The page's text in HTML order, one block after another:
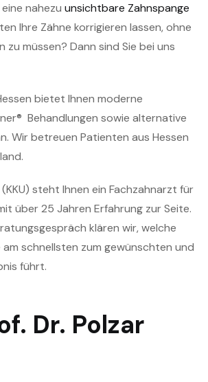
nahezu unsichtbare Zahnspange
Ihre Zähne korrigieren lassen, ohne
zu müssen? Dann sind Sie bei uns
bietet Ihnen moderne
Behandlungen sowie alternative
Wir betreuen Patienten aus Hessen
steht Ihnen ein Fachzahnarzt für
über 25 Jahren Erfahrung zur Seite.
klären wir, welche
am schnellsten zum gewünschten und
führt.
Dr. Polzar